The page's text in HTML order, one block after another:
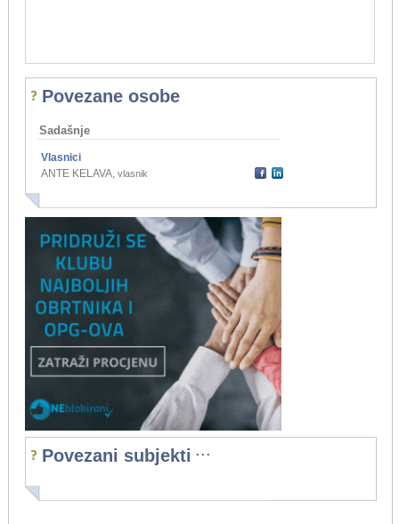
Povezane osobe
Sadašnje
Vlasnici
ANTE KELAVA, vlasnik
Povezani subjekti ...